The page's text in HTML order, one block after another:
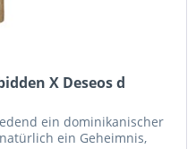
X Deseos d
ein dominikanischer
ein Geheimnis,